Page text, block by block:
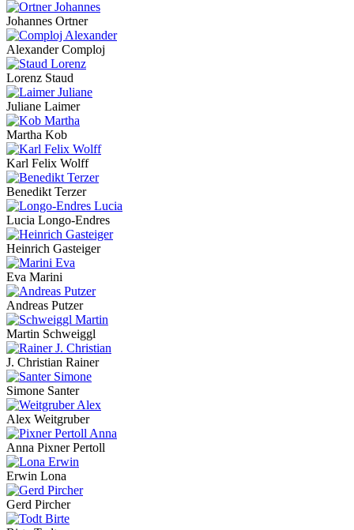
Johannes Ortner
Alexander Comploj
Lorenz Staud
Juliane Laimer
Martha Kob
Karl Felix Wolff
Benedikt Terzer
Lucia Longo-Endres
Heinrich Gasteiger
Eva Marini
Andreas Putzer
Martin Schweiggl
J. Christian Rainer
Simone Santer
Alex Weitgruber
Anna Pixner Pertoll
Erwin Lona
Gerd Pircher